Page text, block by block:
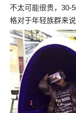
不太可能很贵，30-
格对于年轻族群来